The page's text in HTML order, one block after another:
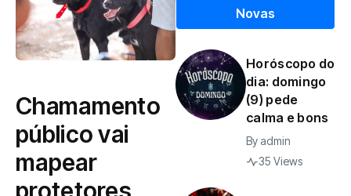
Chamamento
público vai
mapear
Novas
Horóscopo do
dia: domingo
(9) pede
calma e bons
By admin
35 Views